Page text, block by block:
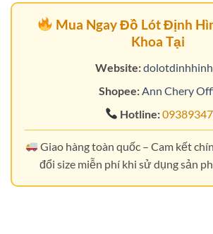
Mua Ngay Đồ Lót Định
Khoa Tại
Website:
Shopee: Ann Chery
Hotline:
Giao hàng toàn quốc – Cam kết
đổi size miễn phí khi sử dụng sản